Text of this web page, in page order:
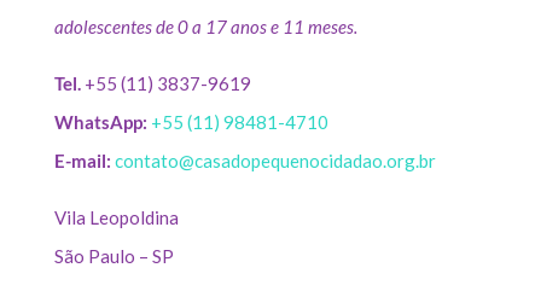
adolescentes de 0 a 17 anos e 11 meses.
Tel.+55 (11) 3837-9619
WhatsApp: +55 (11) 98481-4710
E-mail: contato@casadopequenocidadao.org.br
Vila Leopoldina
São Paulo – SP